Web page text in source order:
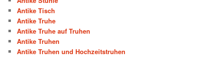
Antike Tisch
Antike Truhe
Antike Truhe auf Truhen
Antike Truhen
Antike Truhen und Hochzeitstruhen